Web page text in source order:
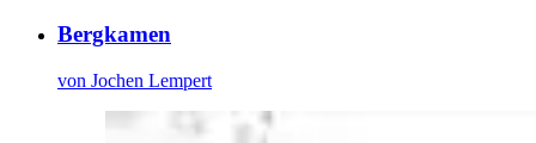
Bergkamen
von Jochen Lempert